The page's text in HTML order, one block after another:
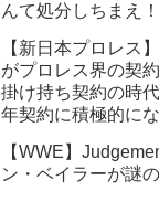
んて処分しちまえ！
【新日本プロレス
がプロレス界の契
掛け持ち契約の時
年契約に積極的にな
【WWE】
ン・ベイラーが謎